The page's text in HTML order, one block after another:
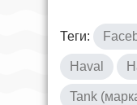
Теги:
Haval
Tank